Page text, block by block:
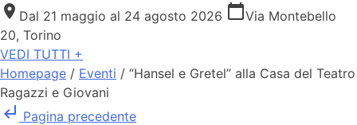
place Dal 21 maggio al 24 agosto 2026 calendar_todayVia Montebello
20, Torino
VEDI TUTTI +
Homepage / Eventi / “Hansel e Gretel” alla Casa del Teatro
Ragazzi e Giovani
subdirectory_arrow_left Pagina precedente